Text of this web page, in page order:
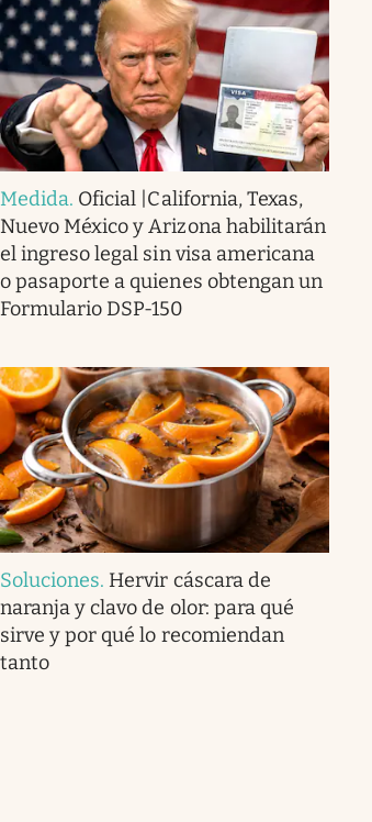
Medida. Oficial |California, Texas,
Nuevo México y Arizona habilitarán
el ingreso legal sin visa americana
o pasaporte a quienes obtengan un
Formulario DSP-150
Soluciones. Hervir cáscara de
naranja y clavo de olor: para qué
sirve y por qué lo recomiendan
tanto